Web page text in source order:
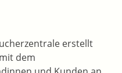
erstellt
dem